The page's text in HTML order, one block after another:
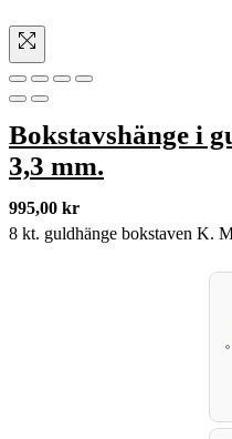
Bokstavshänge i
3,3 mm.
995,00 kr
8 kt. guldhänge bokstaven K.